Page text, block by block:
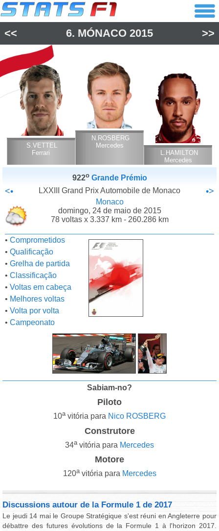
<< 6. MÓNACO 2015 >>
S.VETTEL
Ferrari
N.ROSBERG
Mercedes
L.HAMILTON
Mercedes
922o Grande Prémio
<• LXXIII Grand Prix Automobile de Monaco •>
Monaco
domingo, 24 de maio de 2015
78 voltas x 3.337 km - 260.286 km
• Comprometidos
• Qualificação
• Grelha de partida
• Classificação
• Voltas em cabeça
• Melhores voltas
• Volta por volta
• Campeonato
Sabiam-no?
Piloto
10avitória para Nico ROSBERG
Construtore
34avitória para Mercedes
Motore
120avitória para Mercedes
Discussions autour de la Formule 1 de 2017
Le jeudi 14 mai le Groupe Stratégique s'est réuni en Angleterre pour
débattre des futures évolutions de la Formule 1 à l'horizon 2017.